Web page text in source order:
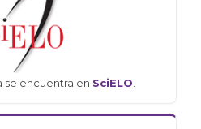
se encuentra en SciELO